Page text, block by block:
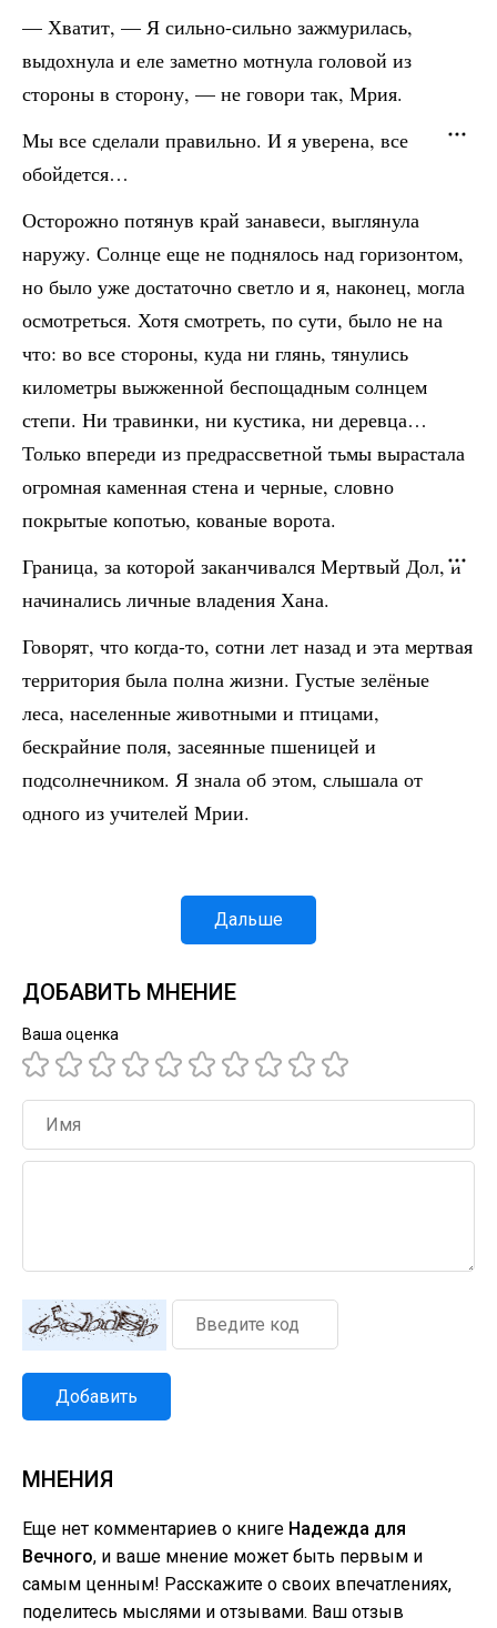
— Хватит, — Я сильно-сильно зажмурилась,
выдохнула и еле заметно мотнула головой из
стороны в сторону, — не говори так, Мрия.
Мы все сделали правильно. И я уверена, все
обойдется…
Осторожно потянув край занавеси, выглянула
наружу. Солнце еще не поднялось над горизонтом,
но было уже достаточно светло и я, наконец, могла
осмотреться. Хотя смотреть, по сути, было не на
что: во все стороны, куда ни глянь, тянулись
километры выжженной беспощадным солнцем
степи. Ни травинки, ни кустика, ни деревца…
Только впереди из предрассветной тьмы вырастала
огромная каменная стена и черные, словно
покрытые копотью, кованые ворота.
Граница, за которой заканчивался Мертвый Дол, и
начинались личные владения Хана.
Говорят, что когда-то, сотни лет назад и эта мертвая
территория была полна жизни. Густые зелёные
леса, населенные животными и птицами,
бескрайние поля, засеянные пшеницей и
подсолнечником. Я знала об этом, слышала от
одного из учителей Мрии.
Дальше
ДОБАВИТЬ МНЕНИЕ
Ваша оценка
Добавить
МНЕНИЯ
Еще нет комментариев о книге Надежда для
Вечного, и ваше мнение может быть первым и
самым ценным! Расскажите о своих впечатлениях,
поделитесь мыслями и отзывами. Ваш отзыв